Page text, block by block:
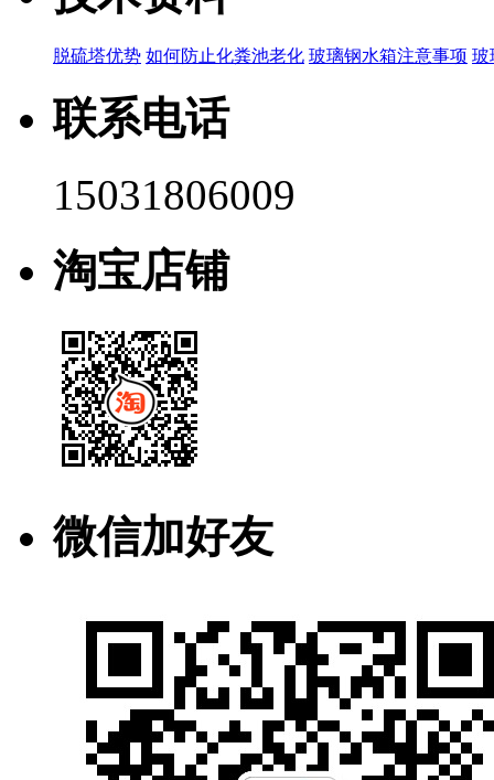
脱硫塔优势 如何防止化粪池老化 玻璃钢水箱注意事项 玻
联系电话
15031806009
淘宝店铺
微信加好友